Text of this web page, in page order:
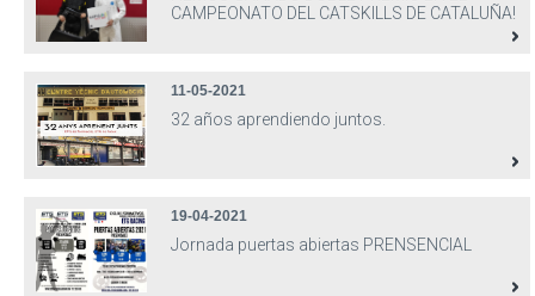
CAMPEONATO DEL CATSKILLS DE CATALUÑA!
11-05-2021
32 años aprendiendo juntos.
19-04-2021
Jornada puertas abiertas PRENSENCIAL